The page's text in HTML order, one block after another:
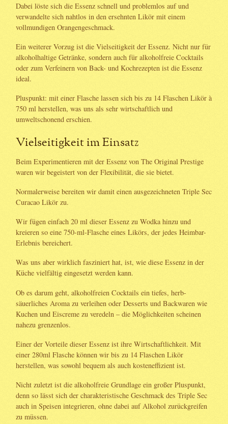
Dabei löste sich die Essenz schnell und problemlos auf und
verwandelte sich nahtlos in den ersehnten Likör mit einem
vollmundigen Orangengeschmack.
Ein weiterer Vorzug ist die Vielseitigkeit der Essenz. Nicht nur für
alkoholhaltige Getränke, sondern auch für alkoholfreie Cocktails
oder zum Verfeinern von Back- und Kochrezepten ist die Essenz
ideal.
Pluspunkt: mit einer Flasche lassen sich bis zu 14 Flaschen Likör à
750 ml herstellen, was uns als sehr wirtschaftlich und
umweltschonend erschien.
Vielseitigkeit im Einsatz
Beim Experimentieren mit der Essenz von The Original Prestige
waren wir begeistert von der Flexibilität, die sie bietet.
Normalerweise bereiten wir damit einen ausgezeichneten Triple Sec
Curacao Likör zu.
Wir fügen einfach 20 ml dieser Essenz zu Wodka hinzu und
kreieren so eine 750-ml-Flasche eines Likörs, der jedes Heimbar-
Erlebnis bereichert.
Was uns aber wirklich fasziniert hat, ist, wie diese Essenz in der
Küche vielfältig eingesetzt werden kann.
Ob es darum geht, alkoholfreien Cocktails ein tiefes, herb-
säuerliches Aroma zu verleihen oder Desserts und Backwaren wie
Kuchen und Eiscreme zu veredeln – die Möglichkeiten scheinen
nahezu grenzenlos.
Einer der Vorteile dieser Essenz ist ihre Wirtschaftlichkeit. Mit
einer 280ml Flasche können wir bis zu 14 Flaschen Likör
herstellen, was sowohl bequem als auch kosteneffizient ist.
Nicht zuletzt ist die alkoholfreie Grundlage ein großer Pluspunkt,
denn so lässt sich der charakteristische Geschmack des Triple Sec
auch in Speisen integrieren, ohne dabei auf Alkohol zurückgreifen
zu müssen.